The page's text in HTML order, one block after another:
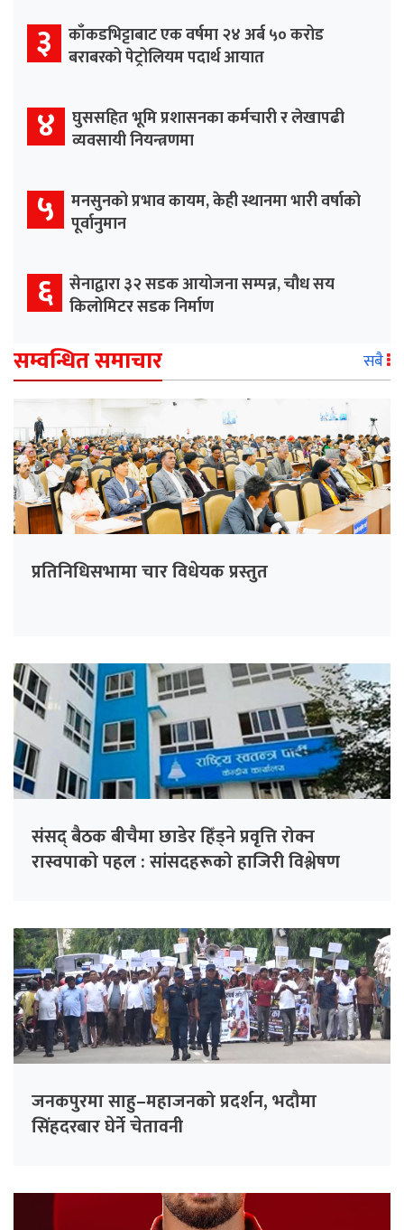
३ काँकडभिट्टाबाट एक वर्षमा २४ अर्ब ५० करोड
बराबरको पेट्रोलियम पदार्थ आयात
४ घुससहित भूमि प्रशासनका कर्मचारी र लेखापढी
व्यवसायी नियन्त्रणमा
५ मनसुनको प्रभाव कायम, केही स्थानमा भारी वर्षाको
पूर्वानुमान
६ सेनाद्वारा ३२ सडक आयोजना सम्पन्न, चौध सय
किलोमिटर सडक निर्माण
सम्वन्धित समाचार सबै
प्रतिनिधिसभामा चार विधेयक प्रस्तुत
संसद् बैठक बीचैमा छाडेर हिँड्ने प्रवृत्ति रोक्न
रास्वपाको पहल : सांसदहरूको हाजिरी विश्लेषण
जनकपुरमा साहु–महाजनको प्रदर्शन, भदौमा
सिंहदरबार घेर्ने चेतावनी